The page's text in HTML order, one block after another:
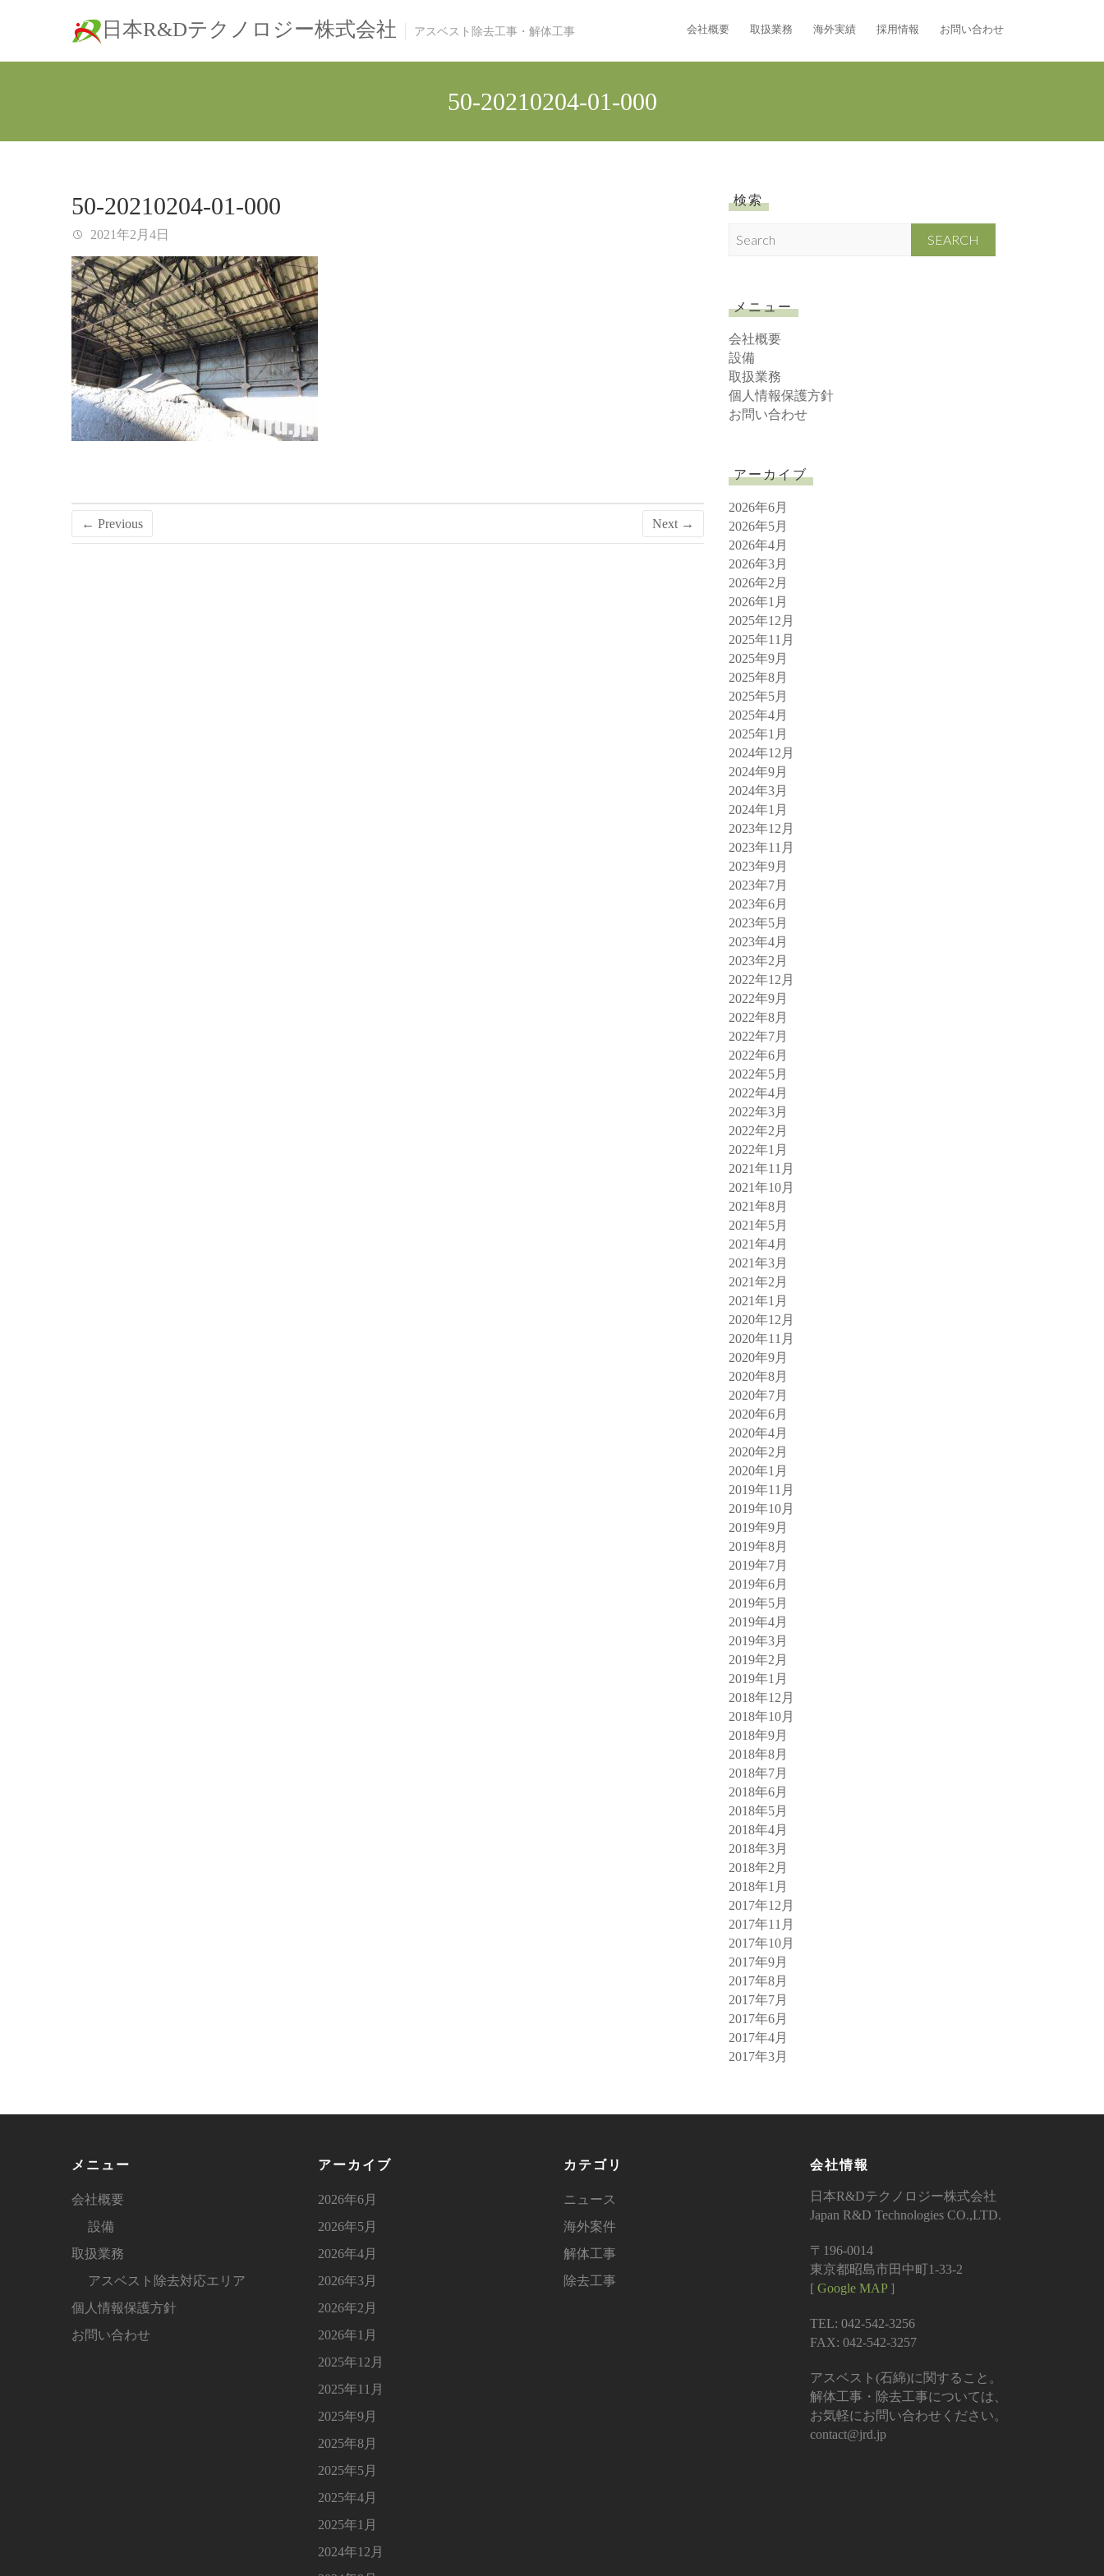
日本R&Dテクノロジー株式会社 アスベスト除去工事・解体工事 会社概要 取扱業務 海外実績 採用情報 お問い合わせ
50-20210204-01-000
50-20210204-01-000
2021年2月4日
← Previous Next →
検索
cメニュー
会社概要
設備
取扱業務
個人情報保護方針
お問い合わせ
アーカイブ
2026年6月
2026年5月
2026年4月
2026年3月
2026年2月
2026年1月
2025年12月
2025年11月
2025年9月
2025年8月
2025年5月
2025年4月
2025年1月
2024年12月
2024年9月
2024年3月
2024年1月
2023年12月
2023年11月
2023年9月
2023年7月
2023年6月
2023年5月
2023年4月
2023年2月
2022年12月
2022年9月
2022年8月
2022年7月
2022年6月
2022年5月
2022年4月
2022年3月
2022年2月
2022年1月
2021年11月
2021年10月
2021年8月
2021年5月
2021年4月
2021年3月
2021年2月
2021年1月
2020年12月
2020年11月
2020年9月
2020年8月
2020年7月
2020年6月
2020年4月
2020年2月
2020年1月
2019年11月
2019年10月
2019年9月
2019年8月
2019年7月
2019年6月
2019年5月
2019年4月
2019年3月
2019年2月
2019年1月
2018年12月
2018年10月
2018年9月
2018年8月
2018年7月
2018年6月
2018年5月
2018年4月
2018年3月
2018年2月
2018年1月
2017年12月
2017年11月
2017年10月
2017年9月
2017年8月
2017年7月
2017年6月
2017年4月
2017年3月
メニュー
会社概要
設備
取扱業務
アスベスト除去対応エリア
個人情報保護方針
お問い合わせ
アーカイブ
2026年6月
2026年5月
2026年4月
2026年3月
2026年2月
2026年1月
2025年12月
2025年11月
2025年9月
2025年8月
2025年5月
2025年4月
2025年1月
2024年12月
カテゴリ
ニュース
海外案件
解体工事
除去工事
会社情報
日本R&Dテクノロジー株式会社
Japan R&D Technologies CO.,LTD.
〒196-0014
東京都昭島市田中町1-33-2
[Google MAP]
TEL: 042-542-3256
FAX: 042-542-3257
アスベスト(石綿)に関すること。
解体工事・除去工事については、
お気軽にお問い合わせください。
contact@jrd.jp